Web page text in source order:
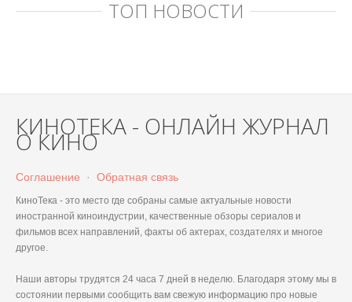
ТОП НОВОСТИ
КИНОТЕКА - ОНЛАЙН ЖУРНАЛ
О КИНО
Соглашение · Обратная связь
КиноТека - это место где собраны самые актуальные новости
иностранной киноиндустрии, качественные обзоры сериалов и
фильмов всех направлений, факты об актерах, создателях и многое
другое.
Наши авторы трудятся 24 часа 7 дней в неделю. Благодаря этому мы в
состоянии первыми сообщить вам свежую информацию про новые